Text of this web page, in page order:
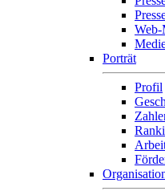
Web-
Porträt
Profil